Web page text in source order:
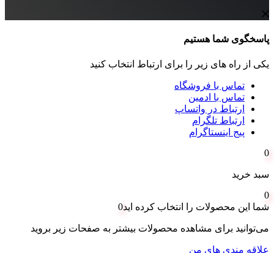
پاسخگوی شما هستیم
یکی از راه های زیر را برای ارتباط انتخاب کنید
تماس با فروشگاه
تماس با ادمین
ارتباط در واتساپ
ارتباط تلگرام
پیج اینستاگرام
0
سبد خرید
0
شما این محصولات را انتخاب کرده اید0
می‌توانید برای مشاهده محصولات بیشتر به صفحات زیر بروید
علاقه مندی های من